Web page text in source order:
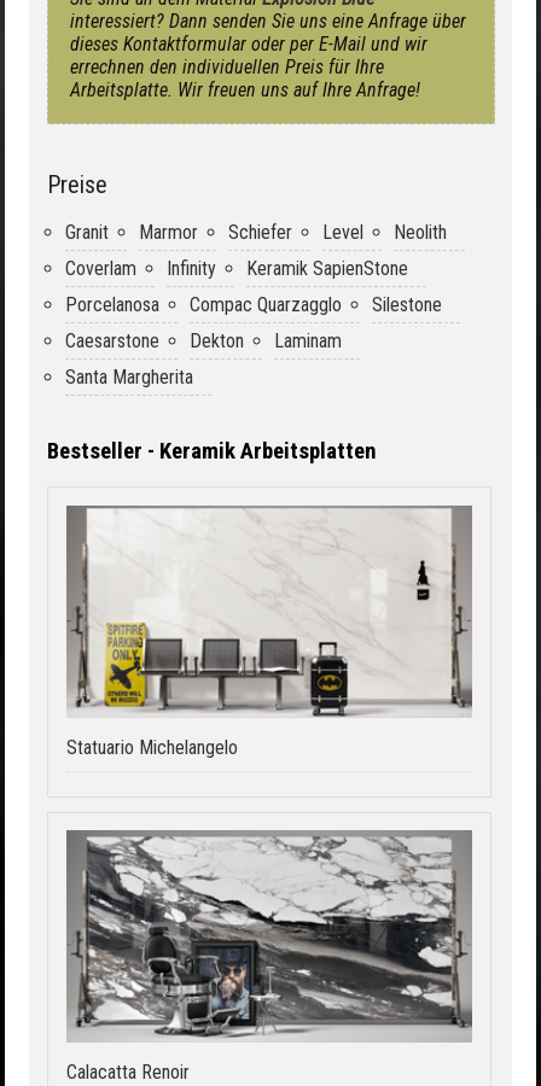
interessiert? Dann senden Sie uns eine Anfrage über
dieses Kontaktformular oder per E-Mail und wir
errechnen den individuellen Preis für Ihre
Arbeitsplatte. Wir freuen uns auf Ihre Anfrage!
Preise
Granit Marmor Schiefer Level
Neolith
Coverlam
Infinity
Keramik SapienStone
Porcelanosa
Compac Quarzagglo
Silestone
Caesarstone
Dekton
Laminam
Santa Margherita
Bestseller - Keramik Arbeitsplatten
Statuario Michelangelo
Calacatta Renoir